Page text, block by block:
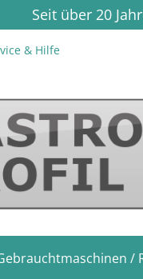
Seit über 20
& Hilfe
/